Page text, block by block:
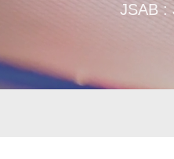
JSAB :